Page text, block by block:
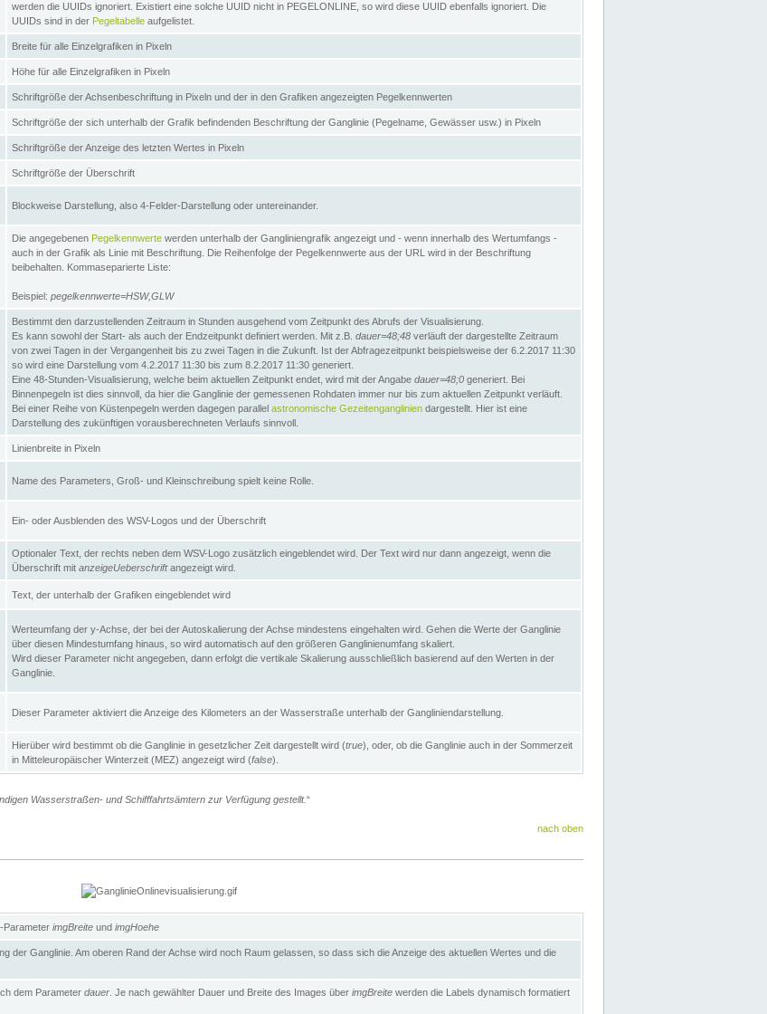
werden die UUIDs ignoriert. Existiert eine solche UUID nicht in PEGELONLINE, so wird diese UUID ebenfalls ignoriert. Die
UUIDs sind in der Pegeltabelle aufgelistet.
Breite für alle Einzelgrafiken in Pixeln
Höhe für alle Einzelgrafiken in Pixeln
Schriftgröße der Achsenbeschriftung in Pixeln und der in den Grafiken angezeigten Pegelkennwerten
Schriftgröße der sich unterhalb der Grafik befindenden Beschriftung der Ganglinie (Pegelname, Gewässer usw.) in Pixeln
Schriftgröße der Anzeige des letzten Wertes in Pixeln
Schriftgröße der Überschrift
Blockweise Darstellung, also 4-Felder-Darstellung oder untereinander.
Die angegebenen Pegelkennwerte werden unterhalb der Gangliniengrafik angezeigt und - wenn innerhalb des Wertumfangs -
auch in der Grafik als Linie mit Beschriftung. Die Reihenfolge der Pegelkennwerte aus der URL wird in der Beschriftung
beibehalten. Kommaseparierte Liste:
Beispiel: pegelkennwerte=HSW,GLW
Bestimmt den darzustellenden Zeitraum in Stunden ausgehend vom Zeitpunkt des Abrufs der Visualisierung.
Es kann sowohl der Start- als auch der Endzeitpunkt definiert werden. Mit z.B. dauer=48;48 verläuft der dargestellte Zeitraum
von zwei Tagen in der Vergangenheit bis zu zwei Tagen in die Zukunft. Ist der Abfragezeitpunkt beispielsweise der 6.2.2017 11:30
so wird eine Darstellung vom 4.2.2017 11:30 bis zum 8.2.2017 11:30 generiert.
Eine 48-Stunden-Visualisierung, welche beim aktuellen Zeitpunkt endet, wird mit der Angabe dauer=48;0 generiert. Bei
Binnenpegeln ist dies sinnvoll, da hier die Ganglinie der gemessenen Rohdaten immer nur bis zum aktuellen Zeitpunkt verläuft.
Bei einer Reihe von Küstenpegeln werden dagegen parallel astronomische Gezeitenganglinien dargestellt. Hier ist eine
Darstellung des zukünftigen vorausberechneten Verlaufs sinnvoll.
Linienbreite in Pixeln
Name des Parameters, Groß- und Kleinschreibung spielt keine Rolle.
Ein- oder Ausblenden des WSV-Logos und der Überschrift
Optionaler Text, der rechts neben dem WSV-Logo zusätzlich eingeblendet wird. Der Text wird nur dann angezeigt, wenn die
Überschrift mit anzeigeUeberschriftangezeigt wird.
Text, der unterhalb der Grafiken eingeblendet wird
Werteumfang der y-Achse, der bei der Autoskalierung der Achse mindestens eingehalten wird. Gehen die Werte der Ganglinie
über diesen Mindestumfang hinaus, so wird automatisch auf den größeren Ganglinienumfang skaliert.
Wird dieser Parameter nicht angegeben, dann erfolgt die vertikale Skalierung ausschließlich basierend auf den Werten in der
Ganglinie.
Dieser Parameter aktiviert die Anzeige des Kilometers an der Wasserstraße unterhalb der Gangliniendarstellung.
Hierüber wird bestimmt ob die Ganglinie in gesetzlicher Zeit dargestellt wird (true), oder, ob die Ganglinie auch in der Sommerzeit
in Mitteleuropäischer Winterzeit (MEZ) angezeigt wird (false).
Wasserstraßen- und Schifffahrtsämtern zur Verfügung gestellt.“
nach oben
Parameter imgBreite und imgHoehe
der Ganglinie. Am oberen Rand der Achse wird noch Raum gelassen, so dass sich die Anzeige des aktuellen Wertes und die
dem Parameter dauer . Je nach gewählter Dauer und Breite des Images über imgBreite werden die Labels dynamisch formatiert